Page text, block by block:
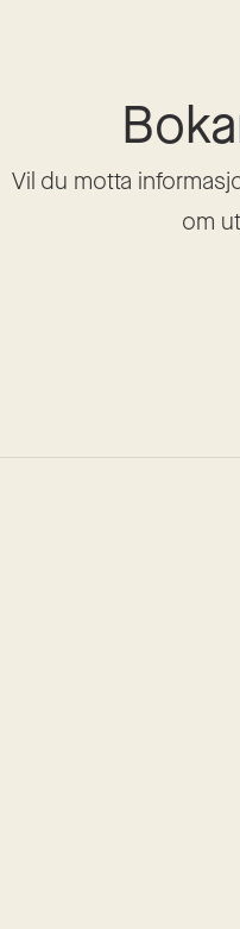
Vil du motta
om